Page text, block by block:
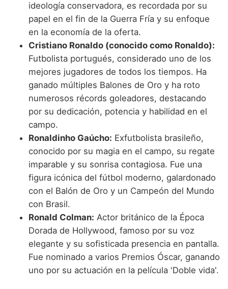
ideología conservadora, es recordada por su
papel en el fin de la Guerra Fría y su enfoque
en la economía de la oferta.
Cristiano Ronaldo (conocido como Ronaldo):
Futbolista portugués, considerado uno de los
mejores jugadores de todos los tiempos. Ha
ganado múltiples Balones de Oro y ha roto
numerosos récords goleadores, destacando
por su dedicación, potencia y habilidad en el
campo.
Ronaldinho Gaúcho: Exfutbolista brasileño,
conocido por su magia en el campo, su regate
imparable y su sonrisa contagiosa. Fue una
figura icónica del fútbol moderno, galardonado
con el Balón de Oro y un Campeón del Mundo
con Brasil.
Ronald Colman: Actor británico de la Época
Dorada de Hollywood, famoso por su voz
elegante y su sofisticada presencia en pantalla.
Fue nominado a varios Premios Óscar, ganando
uno por su actuación en la película 'Doble vida'.